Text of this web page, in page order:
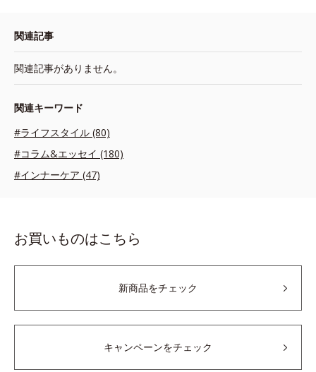
関連記事
関連記事がありません。
関連キーワード
#ライフスタイル (80)
#コラム&エッセイ (180)
#インナーケア (47)
お買いものはこちら
新商品をチェック
キャンペーンをチェック